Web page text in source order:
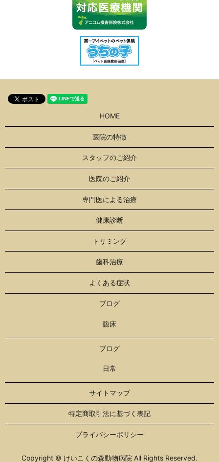
HOME
医院の特徴
スタッフのご紹介
医院のご紹介
専門医による治療
健康診断
トリミング
歯科治療
よくある症状
ブログ
臨床
ブログ
日常
サイトマップ
特定商取引法に基づく表記
プライバシーポリシー
Copyright © けいこくの森動物病院 All Rights Reserved.